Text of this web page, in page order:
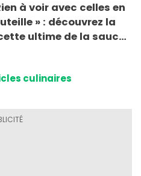
à voir avec celles en
» : découvrez la
ultime de la sauce
culinaires